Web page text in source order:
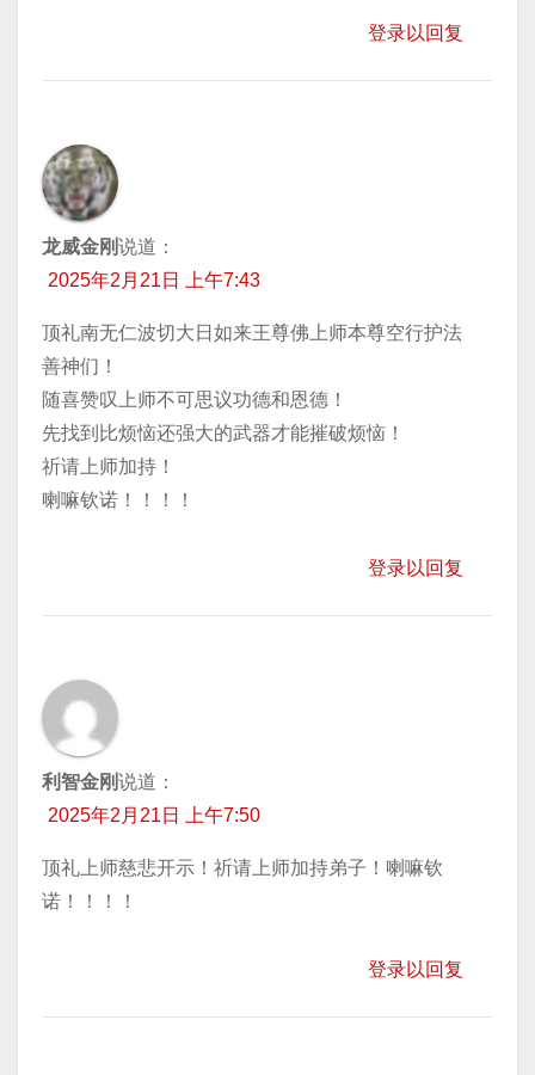
登录以回复
龙威金刚说道：
2025年2月21日 上午7:43
顶礼南无仁波切大日如来王尊佛上师本尊空行护法
善神们！
随喜赞叹上师不可思议功德和恩德！
先找到比烦恼还强大的武器才能摧破烦恼！
祈请上师加持！
喇嘛钦诺！！！！
登录以回复
利智金刚说道：
2025年2月21日 上午7:50
顶礼上师慈悲开示！祈请上师加持弟子！喇嘛钦
诺！！！！
登录以回复